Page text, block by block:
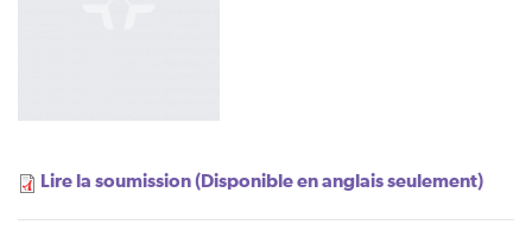
Lire la soumission (Disponible en anglais seulement)